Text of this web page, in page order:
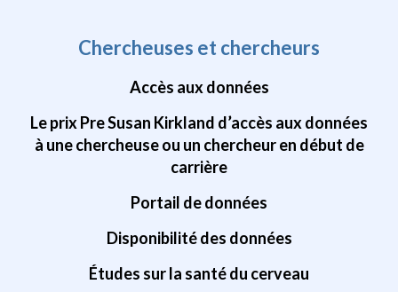
Chercheuses et chercheurs
Accès aux données
Le prix Pre Susan Kirkland d’accès aux données
à une chercheuse ou un chercheur en début de
carrière
Portail de données
Disponibilité des données
Études sur la santé du cerveau